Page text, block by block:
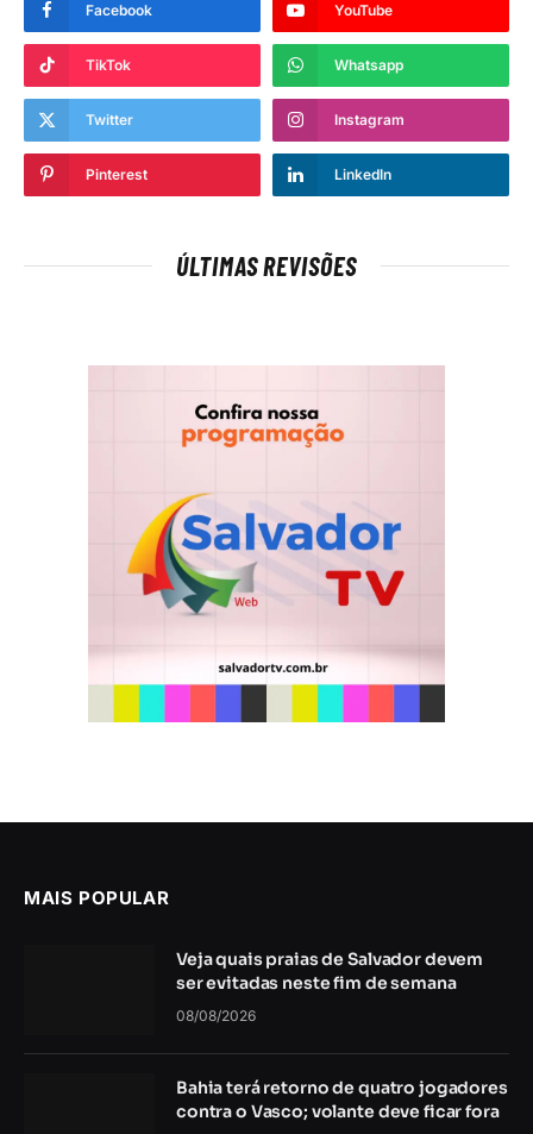
Facebook YouTube
TikTok Whatsapp
Twitter Instagram
Pinterest LinkedIn
ÚLTIMAS REVISÕES
MAIS POPULAR
Veja quais praias de Salvador devem
ser evitadas neste fim de semana
08/08/2026
Bahia terá retorno de quatro jogadores
contra o Vasco; volante deve ficar fora